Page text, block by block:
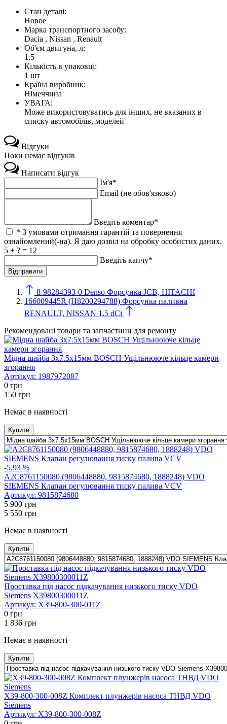
Стан деталі:
Новое
Марка транспортного засобу:
Dacia , Nissan , Renault
Об'єм двигуна, л:
1.5
Кількість в упаковці:
1 шт
Країна виробник:
Німеччина
УВАГА:
Може використовуватись для інших, не вказаних в
списку автомобілів, моделей
Відгуки
Поки немає відгуків
Написати відгук
Ім'я*
Email (не обов'язково)
Введіть коментар*
* З умовами отримання гарантій та повернення
ознайомлений(-на). Я даю дозвіл на обробку особистих даних.
5 + ? = 12
Введіть капчу*
8-98284393-0 Denso Форсунка JCB, HITACHI
166009445R (H8200294788) Форсунка паливна
RENAULT, NISSAN 1.5 dCi
Рекомендовані товари та запчастини для ремонту
Мідна шайба 3х7.5х15мм BOSCH Ущільнююче кільце камери
згорання
Артикул: 1987972087
0 грн
150 грн
Немає в наявності
Купити
-5.93 %
A2C8761150080 (9806448880, 9815874680, 1888248) VDO
SIEMENS Клапан регулювання тиску палива VCV
Артикул: 9815874680
5 900 грн
5 550 грн
Немає в наявності
Купити
Проставка під насос підкачування низького тиску VDO
Siemens X39800300011Z
Артикул: X39-800-300-011Z
0 грн
1 836 грн
Немає в наявності
Купити
X39-800-300-008Z Комплект плунжерів насоса ТНВД VDO
Siemens
Артикул: X39-800-300-008Z